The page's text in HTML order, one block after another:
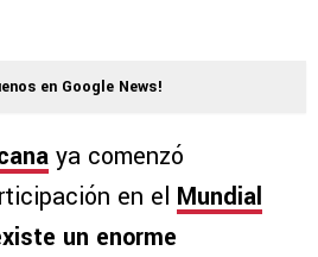
en Google News!
ya comenzó
en el Mundial
un enorme